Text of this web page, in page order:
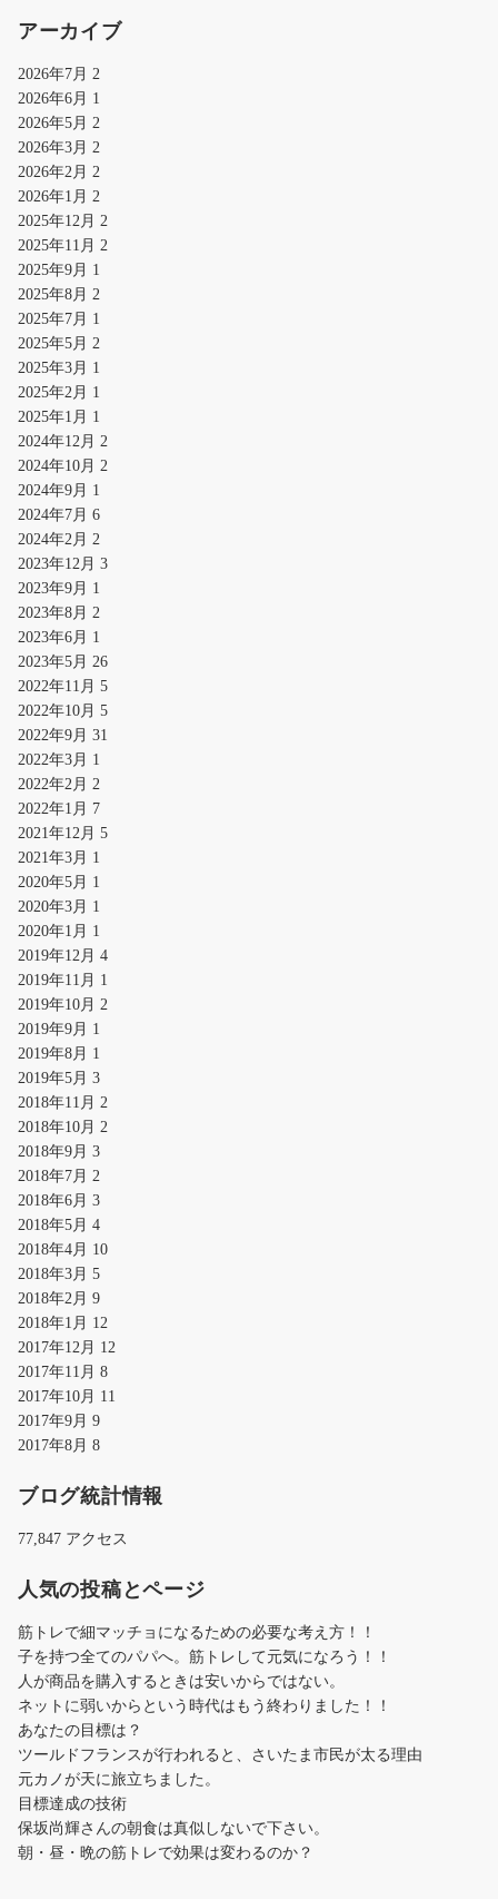
アーカイブ
2026年7月 2
2026年6月 1
2026年5月 2
2026年3月 2
2026年2月 2
2026年1月 2
2025年12月 2
2025年11月 2
2025年9月 1
2025年8月 2
2025年7月 1
2025年5月 2
2025年3月 1
2025年2月 1
2025年1月 1
2024年12月 2
2024年10月 2
2024年9月 1
2024年7月 6
2024年2月 2
2023年12月 3
2023年9月 1
2023年8月 2
2023年6月 1
2023年5月 26
2022年11月 5
2022年10月 5
2022年9月 31
2022年3月 1
2022年2月 2
2022年1月 7
2021年12月 5
2021年3月 1
2020年5月 1
2020年3月 1
2020年1月 1
2019年12月 4
2019年11月 1
2019年10月 2
2019年9月 1
2019年8月 1
2019年5月 3
2018年11月 2
2018年10月 2
2018年9月 3
2018年7月 2
2018年6月 3
2018年5月 4
2018年4月 10
2018年3月 5
2018年2月 9
2018年1月 12
2017年12月 12
2017年11月 8
2017年10月 11
2017年9月 9
2017年8月 8
ブログ統計情報
77,847 アクセス
人気の投稿とページ
筋トレで細マッチョになるための必要な考え方！！
子を持つ全てのパパへ。筋トレして元気になろう！！
人が商品を購入するときは安いからではない。
ネットに弱いからという時代はもう終わりました！！
あなたの目標は？
ツールドフランスが行われると、さいたま市民が太る理由
元カノが天に旅立ちました。
目標達成の技術
保坂尚輝さんの朝食は真似しないで下さい。
朝・昼・晩の筋トレで効果は変わるのか？